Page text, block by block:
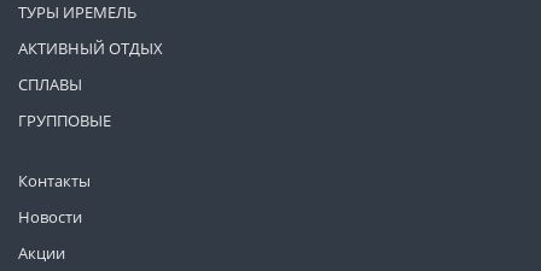
Контакты
Новости
Акции
ТУРЫ ИРЕМЕЛЬ
АКТИВНЫЙ ОТДЫХ
СПЛАВЫ
ГРУППОВЫЕ